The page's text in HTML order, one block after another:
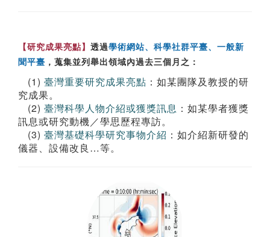
【研究成果亮點】 透過學術網站、科學社群平臺、一般新
聞平臺 ，蒐集並列舉出領域內過去三個月之：
(1) 臺灣重要研究成果亮點 ：如某團隊及教授的研
究成果。
(2) 臺灣科學人物介紹或獲獎訊息 ：如某學者獲獎
訊息或研究動機／學思歷程專訪。
(3) 臺灣基礎科學研究事物介紹 ：如介紹新研發的
儀器、設備改良…等。